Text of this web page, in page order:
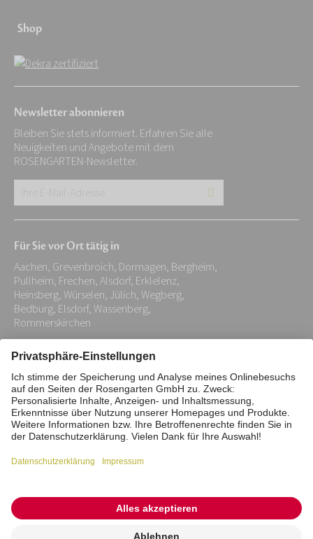
Shop
Newsletter abonnieren
Bleiben Sie stets informiert. Erfahren Sie alle
Neuigkeiten und Angebote mit dem
ROSENGARTEN-Newsletter.
Adresse:
*
Für Sie vor Ort tätig in
Aachen, Grevenbroich, Dormagen, Bergheim,
Pullheim, Frechen, Alsdorf, Erklelenz,
Heinsberg, Würselen, Jülich, Wegberg,
Bedburg, Elsdorf, Wassenberg,
Rommerskirchen
Impressum Datenschutz
Stiftung
Interne Meldestelle
Zahlungsmittel
Barrierefreiheitserklärung
Vertrag widerrufen